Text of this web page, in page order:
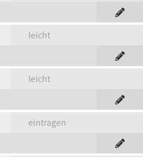
leicht
leicht
eintragen